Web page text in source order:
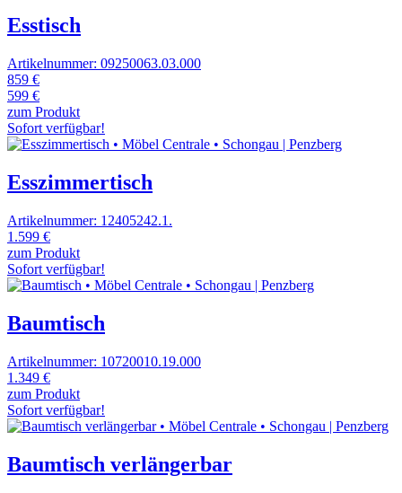
Esstisch
Artikelnummer: 09250063.03.000
859 €
599 €
zum Produkt
Sofort verfügbar!
Esszimmertisch
Artikelnummer: 12405242.1.
1.599 €
zum Produkt
Sofort verfügbar!
Baumtisch
Artikelnummer: 10720010.19.000
1.349 €
zum Produkt
Sofort verfügbar!
Baumtisch verlängerbar